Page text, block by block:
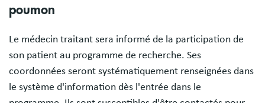
poumon
Le médecin traitant sera informé de la participation de
son patient au programme de recherche. Ses
coordonnées seront systématiquement renseignées dans
le système d'information dès l'entrée dans le